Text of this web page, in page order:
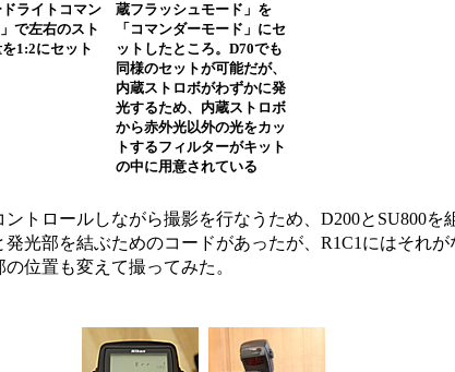
ライトコマン
で左右のスト
1:2にセット
蔵フラッシュモード」を
「コマンダーモード」にセ
ットしたところ。D70でも
同様のセットが可能だが、
内蔵ストロボがわずかに発
光するため、内蔵ストロボ
から赤外光以外の光をカッ
トするフィルターがキット
の中に用意されている
トロールしながら撮影を行なうため、D200とSU800を
光部を結ぶためのコードがあったが、R1C1にはそれが
位置も変えて撮ってみた。